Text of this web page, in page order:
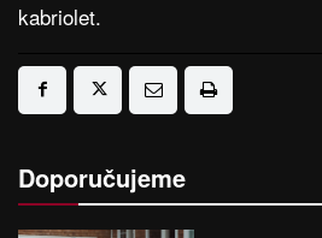
kabriolet.
Doporučujeme